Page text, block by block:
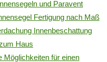
und Paravent
Fertigung nach Maß
Innenbeschattung
Haus
Möglichkeiten für einen